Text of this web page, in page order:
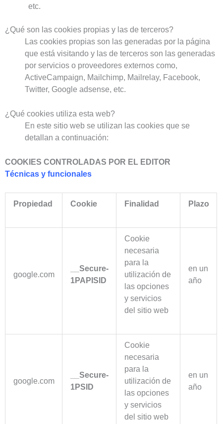
etc.
¿Qué son las cookies propias y las de terceros?
Las cookies propias son las generadas por la página
que está visitando y las de terceros son las generadas
por servicios o proveedores externos como,
ActiveCampaign, Mailchimp, Mailrelay, Facebook,
Twitter, Google adsense, etc.
¿Qué cookies utiliza esta web?
En este sitio web se utilizan las cookies que se
detallan a continuación:
COOKIES CONTROLADAS POR EL EDITOR
Técnicas y funcionales
Propiedad Cookie Finalidad Plazo
google.com
__Secure-
1PAPISID
Cookie
necesaria
para la
utilización de
las opciones
y servicios
del sitio web
en un
año
google.com
__Secure-
1PSID
Cookie
necesaria
para la
utilización de
las opciones
y servicios
del sitio web
en un
año